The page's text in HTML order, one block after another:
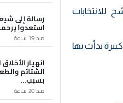
حزيران 2025)، إغلاق باب الترشح للانتخابات
استعدادات كبيرة بدأت بها
رسالة إلى
استعدوا
منذ 19 ساعة
انهيار
الشتائم
بسبب...
منذ 20 ساعة